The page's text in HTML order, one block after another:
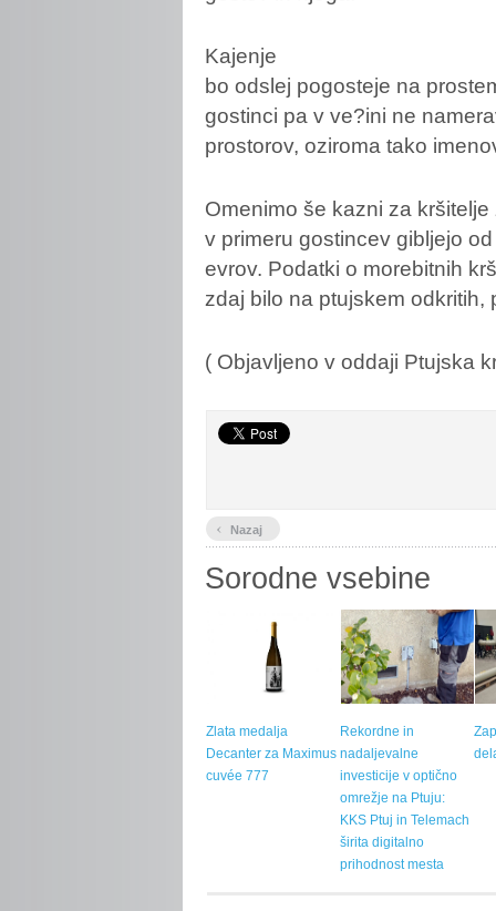
Kajenje
bo odslej pogosteje na
gostinci pa v ve?ini ne
prostorov, oziroma tako
Omenimo še kazni za
v primeru gostincev gibljejo
evrov. Podatki o morebitnih
zdaj bilo na ptujskem odkritih,
( Objavljeno v oddaji Ptujska
‹ Nazaj
Sorodne vsebine
Zlata medalja
Decanter za Maximus
cuvée 777
Rekordne in
nadaljevalne
investicije v optično
omrežje na Ptuju:
KKS Ptuj in Telemach
širita digitalno
prihodnost mesta